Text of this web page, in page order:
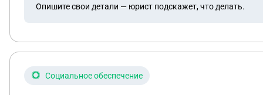
подавать иск). Стоит ли мне за сына получать
суд.писем?
Опишите свои детали — юрист подскажет, что делать.
Социальное обеспечение